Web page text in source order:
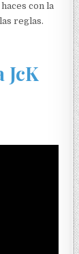
con la
reglas.
JcK